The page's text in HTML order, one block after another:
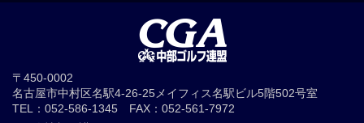
〒450-0002
名古屋市中村区名駅4-26-25メイフィス名駅ビル5階502号室
TEL：052-586-1345 FAX：052-561-7972